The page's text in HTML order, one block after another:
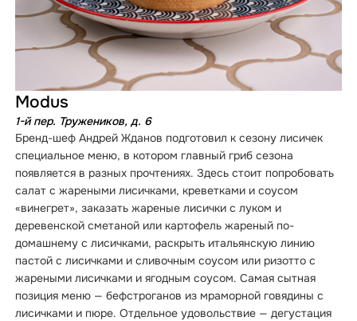
Modus
1-й пер. Тружеников, д. 6
Бренд-шеф Андрей Жданов подготовил к сезону лисичек
специальное меню, в котором главный гриб сезона
появляется в разных прочтениях. Здесь стоит попробовать
салат с жареными лисичками, креветками и соусом
«винегрет», заказать жареные лисички с луком и
деревенской сметаной или картофель жареный по-
домашнему с лисичками, раскрыть итальянскую линию
пастой с лисичками и сливочным соусом или ризотто с
жареными лисичками и ягодным соусом. Самая сытная
позиция меню — бефстроганов из мраморной говядины с
лисичками и пюре. Отдельное удовольствие — дегустация